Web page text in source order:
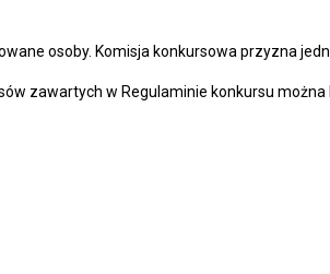
osoby. Komisja konkursowa przyzna
zawartych w Regulaminie konkursu można